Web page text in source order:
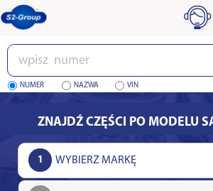
Wpisz
numer
NUMER NAZWA VIN
ZNAJDŹ CZĘŚCI PO MODELU
1